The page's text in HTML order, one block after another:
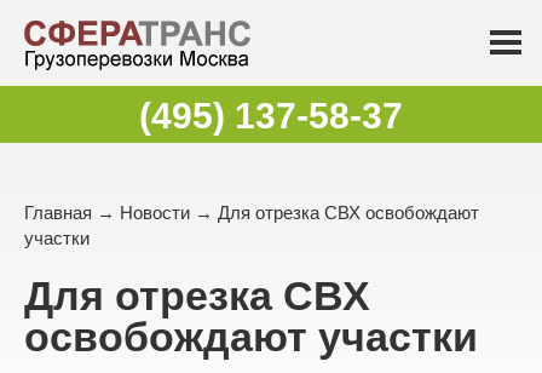
(495) 137-58-37
Главная → Новости → Для отрезка СВХ освобождают
участки
Для отрезка СВХ
освобождают участки